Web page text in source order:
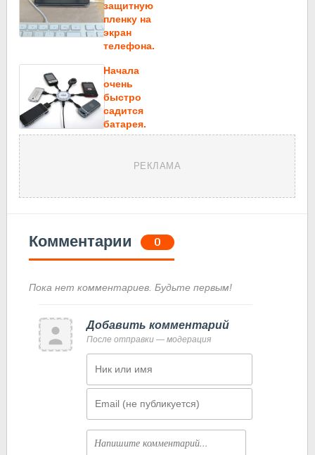
защитную
пленку на
экран
телефона.
Начала
очень
быстро
садится
батарея.
РЕКЛАМА
Комментарии 0
Пока нет комментариев. Будьте первым!
Добавить комментарий
После отправки — модерация